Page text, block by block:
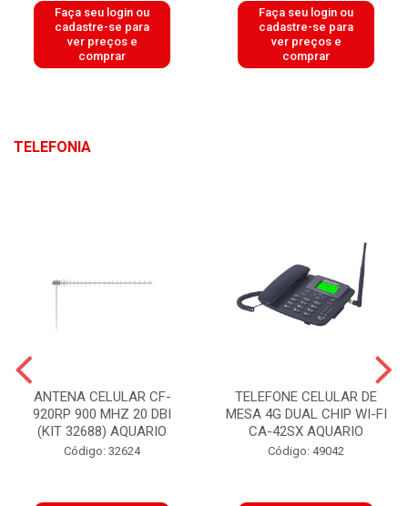
Faça seu login ou
cadastre-se para
ver preços e
comprar
Faça seu login ou
cadastre-se para
ver preços e
comprar
TELEFONIA
ANTENA CELULAR CF-
920RP 900 MHZ 20 DBI
(KIT 32688) AQUARIO
Código: 32624
TELEFONE CELULAR DE
MESA 4G DUAL CHIP WI-FI
CA-42SX AQUARIO
Código: 49042